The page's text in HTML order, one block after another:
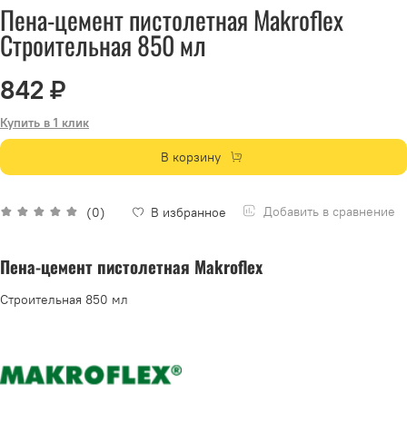
Пена-цемент пистолетная Makroflex
Строительная 850 мл
(0) В избранное Добавить в сравнение
842 ₽
Купить в 1 клик
В корзину
Пена-цемент пистолетная Makroflex
Строительная 850 мл